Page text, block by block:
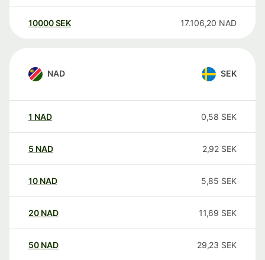
10000 SEK 17.106,20 NAD
NAD SEK
1 NAD 0,58 SEK
5 NAD 2,92 SEK
10 NAD 5,85 SEK
20 NAD 11,69 SEK
50 NAD 29,23 SEK